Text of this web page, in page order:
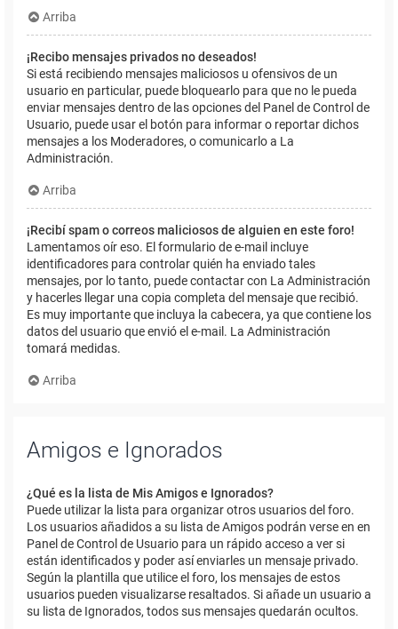
Arriba
¡Recibo mensajes privados no deseados!
Si está recibiendo mensajes maliciosos u ofensivos de un
usuario en particular, puede bloquearlo para que no le pueda
enviar mensajes dentro de las opciones del Panel de Control de
Usuario, puede usar el botón para informar o reportar dichos
mensajes a los Moderadores, o comunicarlo a La
Administración.
Arriba
¡Recibí spam o correos maliciosos de alguien en este foro!
Lamentamos oír eso. El formulario de e-mail incluye
identificadores para controlar quién ha enviado tales
mensajes, por lo tanto, puede contactar con La Administración
y hacerles llegar una copia completa del mensaje que recibió.
Es muy importante que incluya la cabecera, ya que contiene los
datos del usuario que envió el e-mail. La Administración
tomará medidas.
Arriba
Amigos e Ignorados
¿Qué es la lista de Mis Amigos e Ignorados?
Puede utilizar la lista para organizar otros usuarios del foro.
Los usuarios añadidos a su lista de Amigos podrán verse en en
Panel de Control de Usuario para un rápido acceso a ver si
están identificados y poder así enviarles un mensaje privado.
Según la plantilla que utilice el foro, los mensajes de estos
usuarios pueden visualizarse resaltados. Si añade un usuario a
su lista de Ignorados, todos sus mensajes quedarán ocultos.